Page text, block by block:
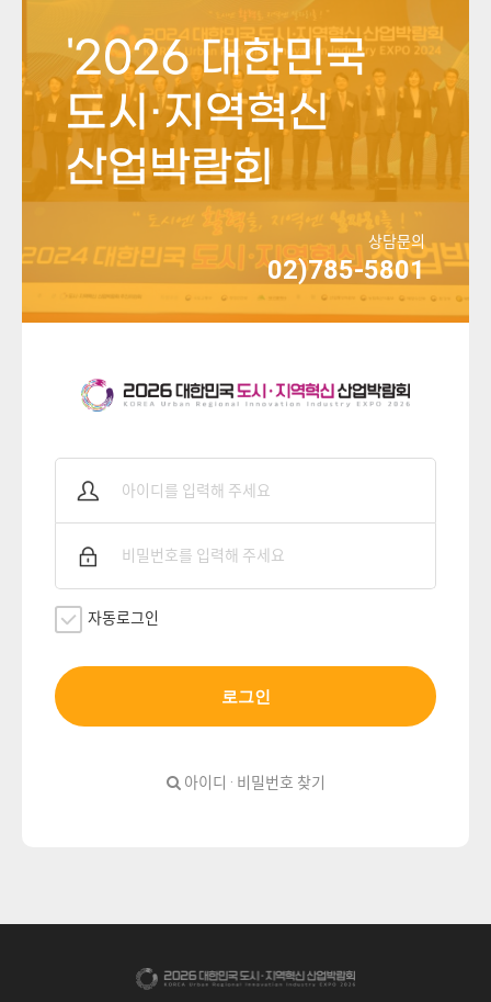
'2026 대한민국
도시·지역혁신
산업박람회
상담문의
02)785-5801
자동로그인
로그인
아이디 · 비밀번호 찾기